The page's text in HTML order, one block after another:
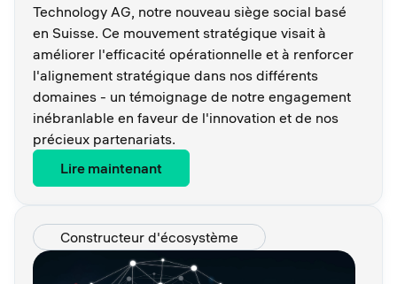
Technology AG, notre nouveau siège social basé
en Suisse. Ce mouvement stratégique visait à
améliorer l'efficacité opérationnelle et à renforcer
l'alignement stratégique dans nos différents
domaines - un témoignage de notre engagement
inébranlable en faveur de l'innovation et de nos
précieux partenariats.
Lire maintenant
Constructeur d'écosystème